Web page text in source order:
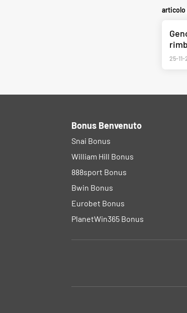
articolo
25-11-
Bonus Benvenuto
Snai Bonus
William Hill Bonus
888sport Bonus
Bwin Bonus
Eurobet Bonus
PlanetWin365 Bonus